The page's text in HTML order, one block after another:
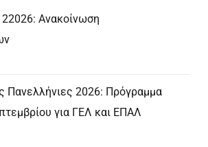
Ανακοίνωση
Πανελλήνιες 2026: Πρόγραμμα
για ΓΕΛ και ΕΠΑΛ